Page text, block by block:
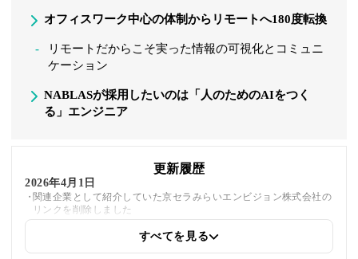
オフィスワーク中心の体制からリモートへ180度転換
リモートだからこそ実った情報の可視化とコミュニ
ケーション
NABLASが採用したいのは「人のためのAIをつく
る」エンジニア
更新履歴
2026年4月1日
関連企業として紹介していた京セラみらいエンビジョン株式会社の
リンクを削除しました
2025年5月21日
すべてを見る